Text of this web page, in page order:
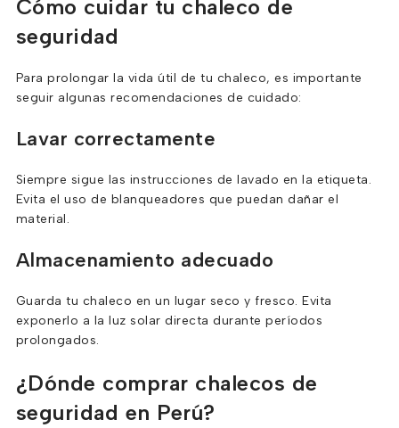
Cómo cuidar tu chaleco de
seguridad
Para prolongar la vida útil de tu chaleco, es importante
seguir algunas recomendaciones de cuidado:
Lavar correctamente
Siempre sigue las instrucciones de lavado en la etiqueta.
Evita el uso de blanqueadores que puedan dañar el
material.
Almacenamiento adecuado
Guarda tu chaleco en un lugar seco y fresco. Evita
exponerlo a la luz solar directa durante períodos
prolongados.
¿Dónde comprar chalecos de
seguridad en Perú?